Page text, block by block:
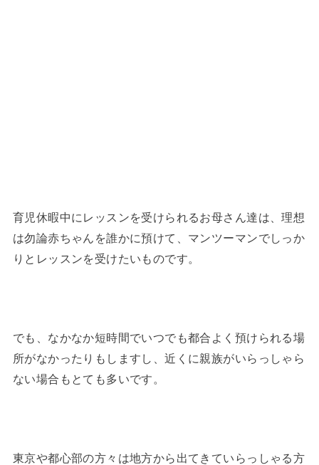
育児休暇中にレッスンを受けられるお母さん達は、理想
は勿論赤ちゃんを誰かに預けて、マンツーマンでしっか
りとレッスンを受けたいものです。
でも、なかなか短時間でいつでも都合よく預けられる場
所がなかったりもしますし、近くに親族がいらっしゃら
ない場合もとても多いです。
東京や都心部の方々は地方から出てきていらっしゃる方